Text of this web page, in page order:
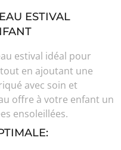
ESTIVAL
estival idéal pour
en ajoutant une
avec soin et
offre à votre enfant un
ensoleillées.